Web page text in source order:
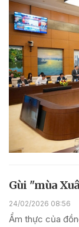
Gùi "mùa
24/02/2026 08:56
Ẩm thực của